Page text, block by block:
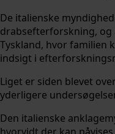
De italienske
drabsefterforskning, og
Tyskland, hvor familien
indsigt i
Liget er siden blevet
yderligere
Den italienske